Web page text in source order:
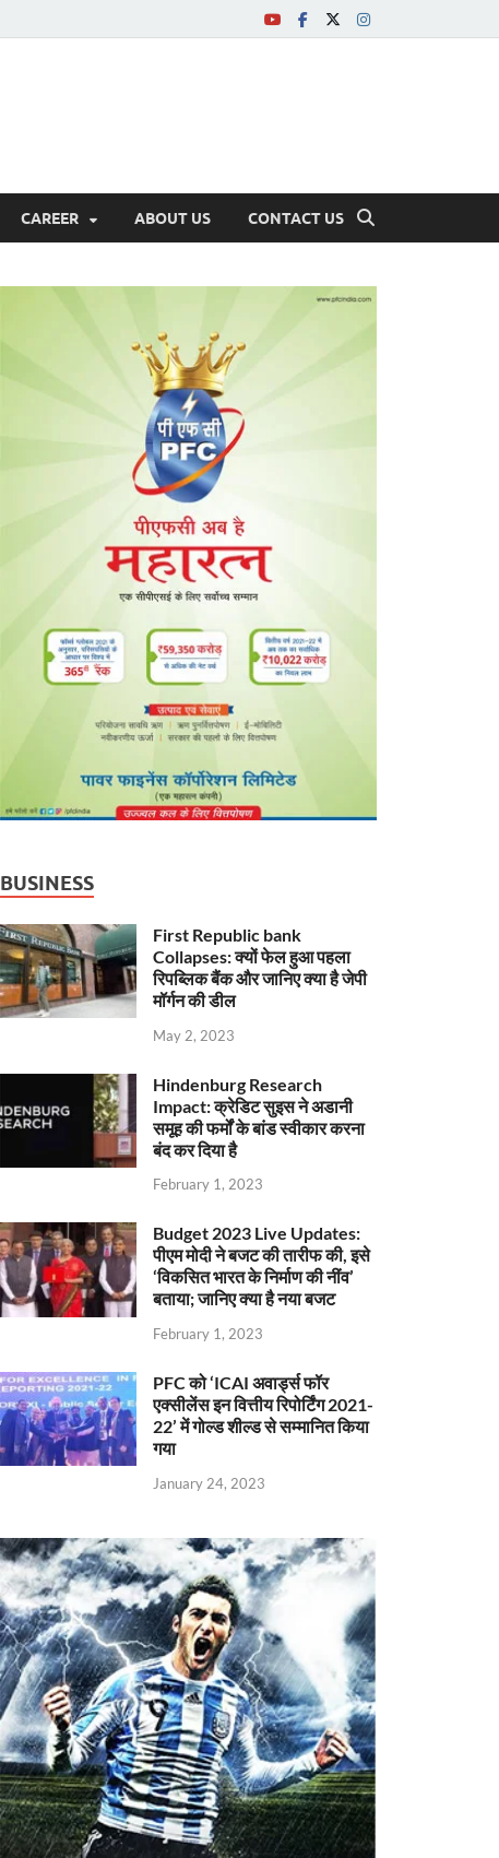
CAREER ABOUT US CONTACT US
BUSINESS
First Republic bank
Collapses: क्यों फेल हुआ पहला
रिपब्लिक बैंक और जानिए क्या है जेपी
मॉर्गन की डील
May 2, 2023
Hindenburg Research
Impact: क्रेडिट सुइस ने अडानी
समूह की फर्मों के बांड स्वीकार करना
बंद कर दिया है
February 1, 2023
Budget 2023 Live Updates:
पीएम मोदी ने बजट की तारीफ की, इसे
‘विकसित भारत के निर्माण की नींव’
बताया; जानिए क्या है नया बजट
February 1, 2023
PFC को ‘ICAI अवार्ड्स फॉर
एक्सीलेंस इन वित्तीय रिपोर्टिंग 2021-
22’ में गोल्ड शील्ड से सम्मानित किया
गया
January 24, 2023